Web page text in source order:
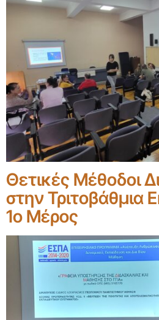
Θετικές Μέθοδοι
στην Τριτοβάθμια
1ο Μέρος